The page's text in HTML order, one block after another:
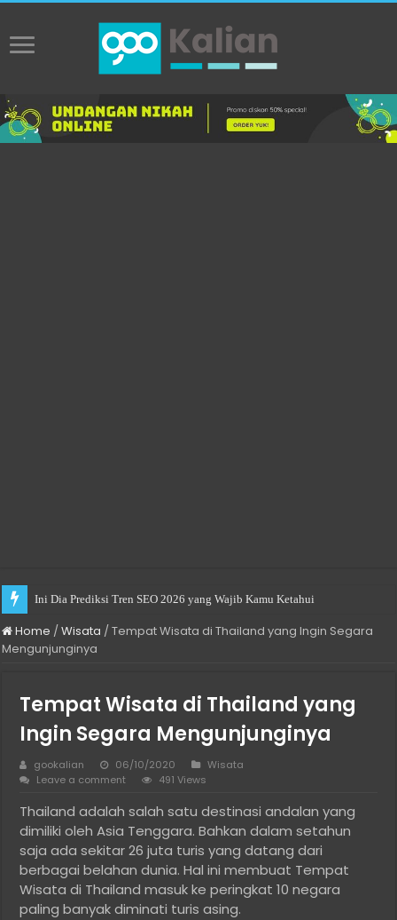
Ini Dia Prediksi Tren SEO 2026 yang Wajib Kamu Ketahui
Practical Choices for Renting a Room in Singapore
Home / Wisata / Tempat Wisata di Thailand yang Ingin Segara
Mengunjunginya
Tempat Wisata di Thailand yang
Ingin Segara Mengunjunginya
gookalian 06/10/2020
Wisata
Leave a comment
491 Views
Thailand adalah salah satu destinasi andalan yang
dimiliki oleh Asia Tenggara. Bahkan dalam setahun
saja ada sekitar 26 juta turis yang datang dari
berbagai belahan dunia. Hal ini membuat Tempat
Wisata di Thailand masuk ke peringkat 10 negara
paling banyak diminati turis asing.